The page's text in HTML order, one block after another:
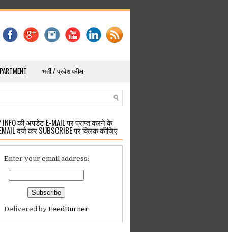
भर्ती / प्रवेश परीक्षा
INFO की अपडेट E-MAIL पर प्राप्त करने के
दर्ज कर SUBSCRIBE पर क्लिक कीजिए
Enter your email address:
Delivered by FeedBurner